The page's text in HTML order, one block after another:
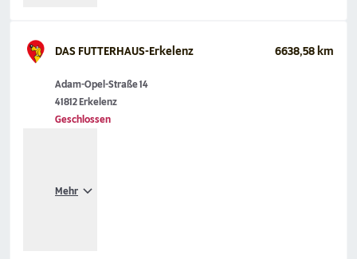
DAS FUTTERHAUS-Erkelenz 6638,58 km
Adam-Opel-Straße 14
41812 Erkelenz
Geschlossen
Mehr